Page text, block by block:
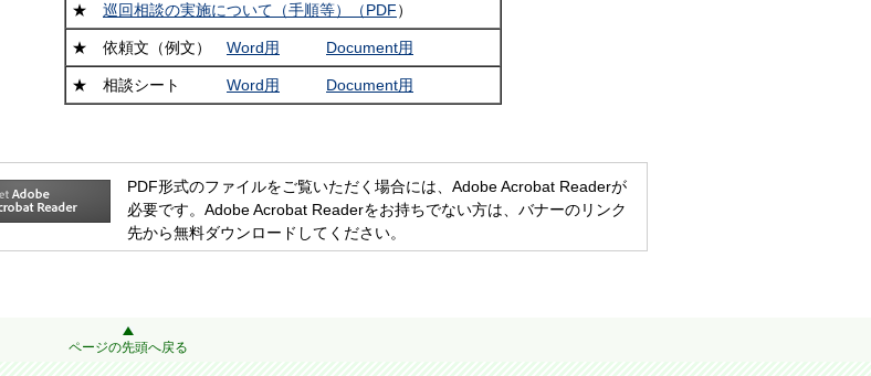
★ 巡回相談の実施について（手順等）（PDF）
★ 依頼文（例文） Word用 Document用
★ 相談シート Word用 Document用
PDF形式のファイルをご覧いただく場合には、Adobe Acrobat Readerが
必要です。Adobe Acrobat Readerをお持ちでない方は、バナーのリンク
先から無料ダウンロードしてください。
ページの先頭へ戻る